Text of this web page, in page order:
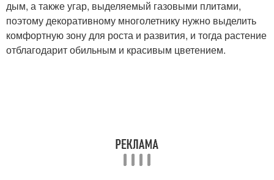
дым, а также угар, выделяемый газовыми плитами,
поэтому декоративному многолетнику нужно выделить
комфортную зону для роста и развития, и тогда растение
отблагодарит обильным и красивым цветением.